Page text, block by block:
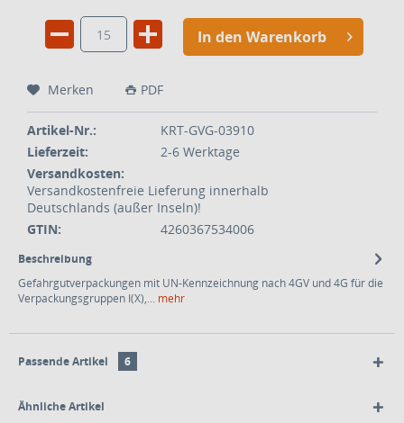
In den Warenkorb
Merken PDF
Artikel-Nr.:
KRT-GVG-03910
Lieferzeit:
2-6 Werktage
Versandkosten:
Versandkostenfreie Lieferung innerhalb
Deutschlands (außer Inseln)!
GTIN:
4260367534006
Beschreibung
Gefahrgutverpackungen mit UN-Kennzeichnung nach 4GV und 4G für die
Verpackungsgruppen I(X),... mehr
Passende Artikel 6
Ähnliche Artikel